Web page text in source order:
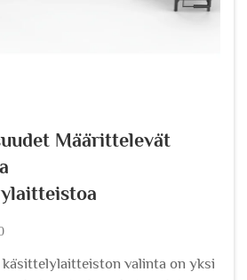
Määrittelevät
käsittelylaitteiston valinta on yksi